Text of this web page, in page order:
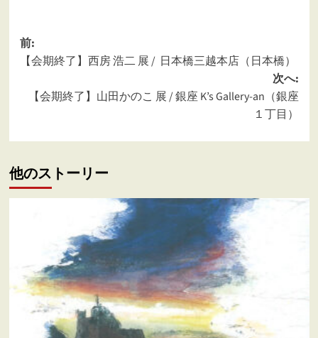
投
稿
ナ
ゲ
ー
シ
前:
【会期終了】西房 浩二 展 / 日本橋三越本店（日本橋）
次へ:
【会期終了】山田かのこ 展 / 銀座 K’s Gallery-an（銀座
１丁目）
他のストーリー